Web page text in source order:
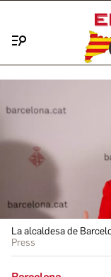
La alcaldesa de
Press